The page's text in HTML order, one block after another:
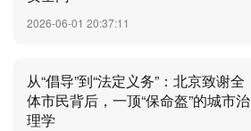
2026-06-01 20:37:11
从“倡导”到“法定义务”：北京致谢全
体市民背后，一顶“保命盔”的城市治
理学